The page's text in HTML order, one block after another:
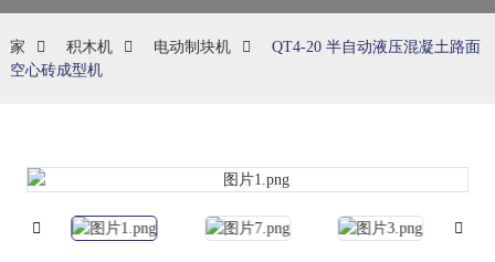
家 积木机 电动制块机
QT4-20 半自动液压混凝土路面
空心砖成型机